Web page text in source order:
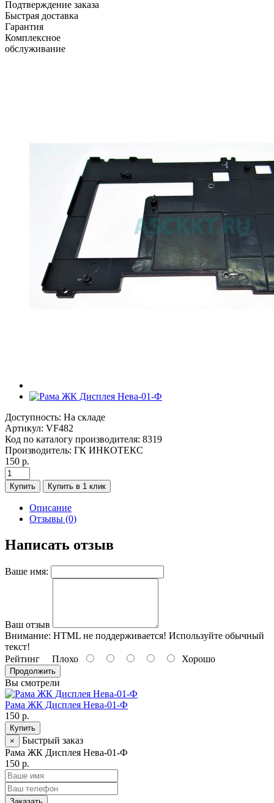
Подтверждение заказа
Быстрая доставка
Гарантия
Комплексное
обслуживание
Доступность: На складе
Артикул: VF482
Код по каталогу производителя: 8319
Производитель: ГК ИНКОТЕКС
150 р.
Купить Купить в 1 клик
Описание
Отзывы (0)
Написать отзыв
Ваше имя:
Ваш отзыв
Внимание: HTML не поддерживается! Используйте обычный
текст!
Рейтинг Плохо Хорошо
Продолжить
Вы смотрели
Рама ЖК Дисплея Нева-01-Ф
150 р.
Купить
×
Быстрый заказ
Рама ЖК Дисплея Нева-01-Ф
150 р.